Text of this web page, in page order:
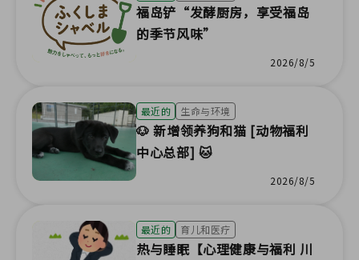
福岛铲“发酵厨房，享受福岛
的季节风味”
2026/8/5
最近的 生命与环境
🐶 新增领养狗和猫 [动物福利
中心总部] 🐱
2026/8/5
最近的 育儿和医疗
热与睡眠【心理健康与福利 川